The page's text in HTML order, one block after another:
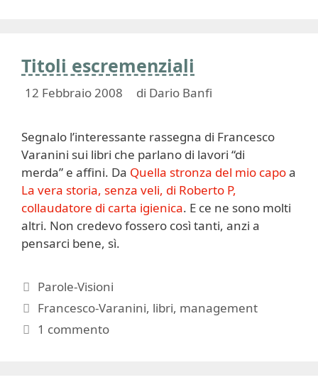
Titoli escremenziali
12 Febbraio 2008 di Dario Banfi
Segnalo l’interessante rassegna di Francesco
Varanini sui libri che parlano di lavori “di
merda” e affini. Da Quella stronza del mio capoa
La vera storia, senza veli, di Roberto P,
collaudatore di carta igienica. E ce ne sono molti
altri. Non credevo fossero così tanti, anzi a
pensarci bene, sì.
Categorie
Parole-Visioni
Tag
Francesco-Varanini, libri, management
1 commento